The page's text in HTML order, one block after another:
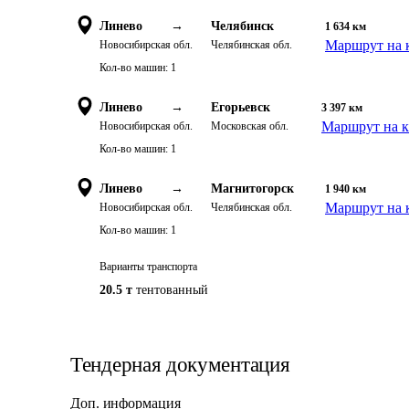
Линево →
Новосибирская обл.
Челябинск
Челябинская обл.
1 634 км
Маршрут на
Кол-во машин: 1
Линево →
Новосибирская обл.
Егорьевск
Московская обл.
3 397 км
Маршрут на
Кол-во машин: 1
Линево →
Новосибирская обл.
Магнитогорск
Челябинская обл.
1 940 км
Маршрут на
Кол-во машин: 1
Варианты транспорта
20.5 т тентованный
Тендерная документация
Доп. информация